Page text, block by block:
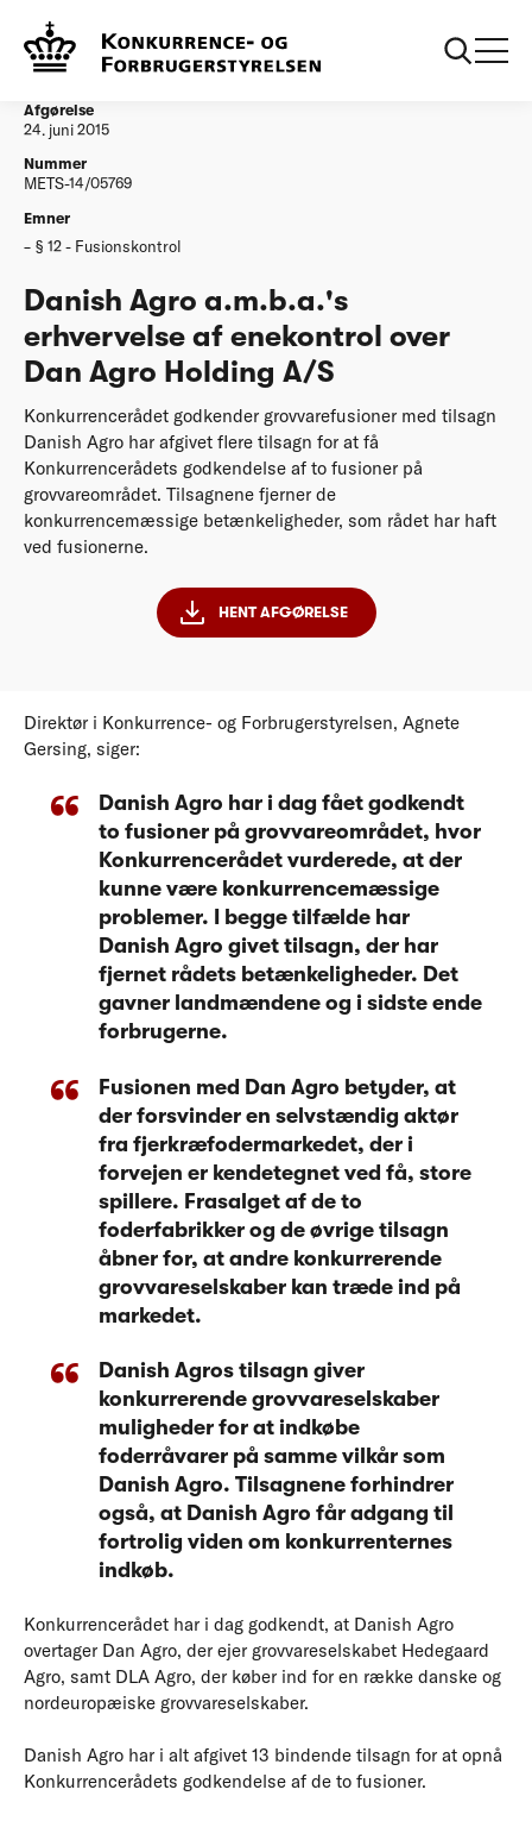
Afgørelser
enekontrol over Dan Agro Holding AS
Afgørelse
24. juni 2015
Nummer
METS-14/05769
Emner
§ 12 - Fusionskontrol
Danish Agro a.m.b.a.'s
erhvervelse af enekontrol over
Dan Agro Holding A/S
Konkurrencerådet godkender grovvarefusioner med tilsagn
Danish Agro har afgivet flere tilsagn for at få
Konkurrencerådets godkendelse af to fusioner på
grovvareområdet. Tilsagnene fjerner de
konkurrencemæssige betænkeligheder, som rådet har haft
ved fusionerne.
HENT AFGØRELSE
Direktør i Konkurrence- og Forbrugerstyrelsen, Agnete
Gersing, siger:
Danish Agro har i dag fået godkendt
to fusioner på grovvareområdet, hvor
Konkurrencerådet vurderede, at der
kunne være konkurrencemæssige
problemer. I begge tilfælde har
Danish Agro givet tilsagn, der har
fjernet rådets betænkeligheder. Det
gavner landmændene og i sidste ende
forbrugerne.
Fusionen med Dan Agro betyder, at
der forsvinder en selvstændig aktør
fra fjerkræfodermarkedet, der i
forvejen er kendetegnet ved få, store
spillere. Frasalget af de to
foderfabrikker og de øvrige tilsagn
åbner for, at andre konkurrerende
grovvareselskaber kan træde ind på
markedet.
Danish Agros tilsagn giver
konkurrerende grovvareselskaber
muligheder for at indkøbe
foderråvarer på samme vilkår som
Danish Agro. Tilsagnene forhindrer
også, at Danish Agro får adgang til
fortrolig viden om konkurrenternes
indkøb.
Konkurrencerådet har i dag godkendt, at Danish Agro
overtager Dan Agro, der ejer grovvareselskabet Hedegaard
Agro, samt DLA Agro, der køber ind for en række danske og
nordeuropæiske grovvareselskaber.
Danish Agro har i alt afgivet 13 bindende tilsagn for at opnå
Konkurrencerådets godkendelse af de to fusioner.